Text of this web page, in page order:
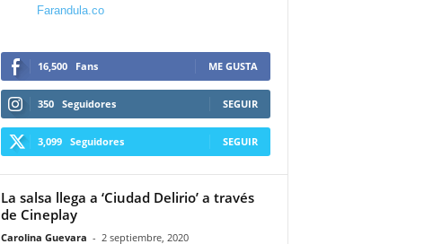
Farandula.co
16,500 Fans ME GUSTA
350 Seguidores SEGUIR
3,099 Seguidores SEGUIR
La salsa llega a ‘Ciudad Delirio’ a través
de Cineplay
Carolina Guevara - 2 septiembre, 2020